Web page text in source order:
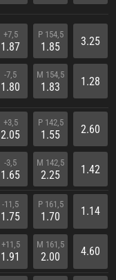
+7,5
1.87
-7,5
1.80
P 154,5
1.85
M 154,5
1.83
3.25
1.28
+3,5
2.05
-3,5
1.65
P 142,5
1.55
M 142,5
2.25
2.60
1.42
-11,5
1.75
+11,5
1.91
P 161,5
1.70
M 161,5
2.00
1.14
4.60